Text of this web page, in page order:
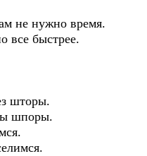
не нужно время.
все быстрее.
шторы.
шпоры.